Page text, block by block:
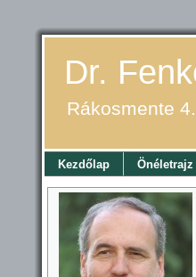
Dr.
Rákosmente
Kezdőlap Önéletrajz